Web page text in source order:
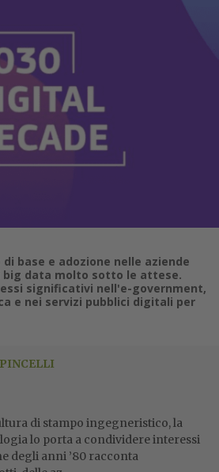
base e adozione nelle aziende
big data molto sotto le attese.
significativi nell'e-government,
e nei servizi pubblici digitali per
di stampo ingegneristico, la
lo porta a condividere interessi
degli anni ’80 racconta